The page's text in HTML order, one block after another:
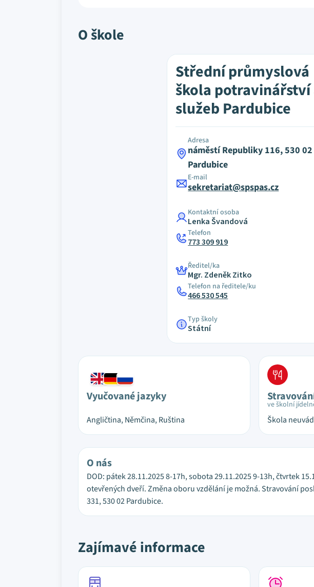
O škole
Střední průmyslová
škola potravinářství
služeb Pardubice
Adresa
náměstí Republiky 116, 530 02
Pardubice
E-mail
sekretariat@spspas.cz
Kontaktní osoba
Lenka Švandová
Telefon
773 309 919
Ředitel/ka
Mgr. Zdeněk Zitko
Telefon na ředitele/ku
466 530 545
Typ školy
Státní
Vyučované jazyky
Angličtina, Němčina, Ruština
ve školní
Škola
O nás
DOD: pátek 28.11.2025 8-17h, sobota 29.11.2025 9-13h, čtvrtek
otevřených dveří. Změna oboru vzdělání je možná. Stravování
331, 530 02 Pardubice.
Zajímavé informace